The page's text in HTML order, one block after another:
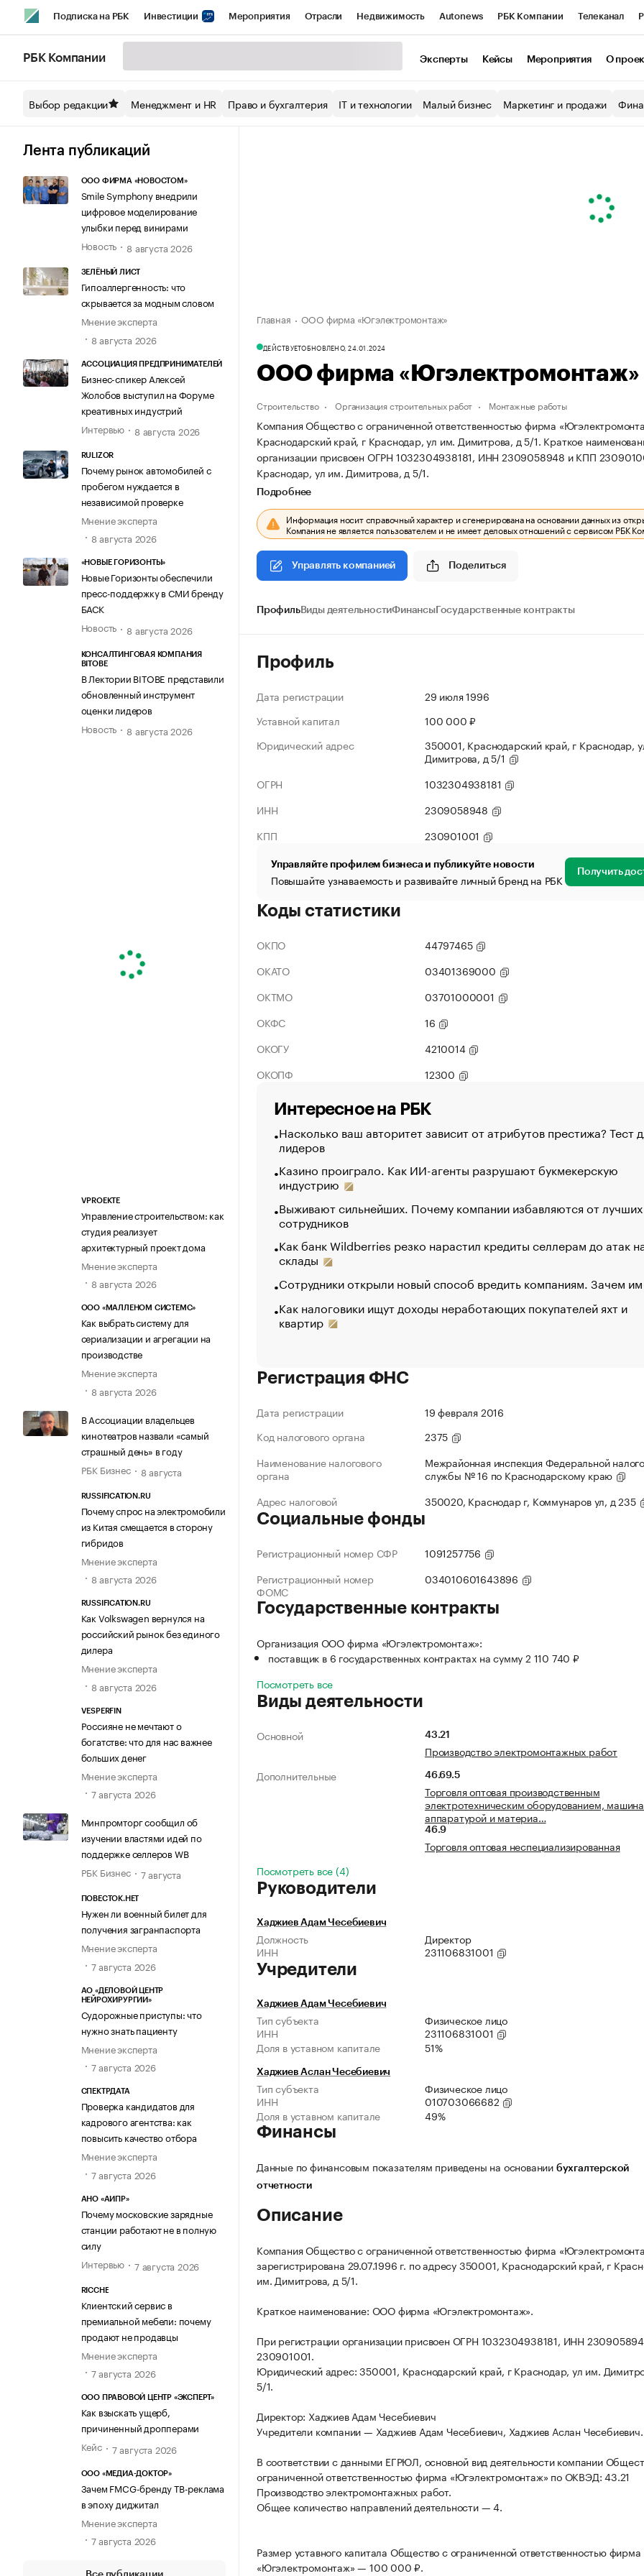
Подписка на РБК Инвестиции Мероприятия Отрасли Недвижимость Autonews РБК Компании Телеканал
Спецпроекты СПб Конференции СПб Спецпроекты Экономика Бизнес
Технологии и медиа
РБК Компании Эксперты Кейсы Мероприятия О
Выбор редакции Менеджмент и HR Право и бухгалтерия IT и технологии Малый бизнес Маркетинг и продажи
Лента публикаций
ООО ФИРМА «НОВОСТОМ»
Smile Symphony внедрили
цифровое моделирование
улыбки перед винирами
Новость
8 августа 2026
ЗЕЛЁНЫЙ ЛИСТ
Гипоаллергенность: что
скрывается за модным словом
Мнение эксперта
8 августа 2026
АССОЦИАЦИЯ ПРЕДПРИНИМАТЕЛЕЙ
Бизнес-спикер Алексей
Жолобов выступил на Форуме
креативных индустрий
Интервью
8 августа 2026
RULIZOR
Почему рынок автомобилей с
пробегом нуждается в
независимой проверке
Мнение эксперта
8 августа 2026
«НОВЫЕ ГОРИЗОНТЫ»
Новые Горизонты обеспечили
пресс-поддержку в СМИ бренду
БАСК
Новость
8 августа 2026
КОНСАЛТИНГОВАЯ КОМПАНИЯ
BITOBE
В Лектории BITOBE представили
обновленный инструмент
оценки лидеров
Новость
8 августа 2026
VPROEKTE
Управление строительством: как
студия реализует
архитектурный проект дома
Мнение эксперта
8 августа 2026
ООО «МАЛЛЕНОМ СИСТЕМС»
Как выбрать систему для
сериализации и агрегации на
производстве
Мнение эксперта
8 августа 2026
В Ассоциации владельцев
кинотеатров назвали «самый
страшный день» в году
РБК Бизнес
8 августа
RUSSIFICATION.RU
Почему спрос на электромобили
из Китая смещается в сторону
гибридов
Мнение эксперта
8 августа 2026
RUSSIFICATION.RU
Как Volkswagen вернулся на
российский рынок без единого
дилера
Мнение эксперта
8 августа 2026
VESPERFIN
Россияне не мечтают о
богатстве: что для нас важнее
больших денег
Мнение эксперта
7 августа 2026
Минпромторг сообщил об
изучении властями идей по
поддержке селлеров WB
РБК Бизнес
7 августа
ПОВЕСТОК.НЕТ
Нужен ли военный билет для
получения загранпаспорта
Мнение эксперта
7 августа 2026
АО «ДЕЛОВОЙ ЦЕНТР
НЕЙРОХИРУРГИИ»
Судорожные приступы: что
нужно знать пациенту
Мнение эксперта
7 августа 2026
СПЕКТРДАТА
Проверка кандидатов для
кадрового агентства: как
повысить качество отбора
Мнение эксперта
7 августа 2026
АНО «АИПР»
Почему московские зарядные
станции работают не в полную
силу
Интервью
7 августа 2026
RICCHE
Клиентский сервис в
премиальной мебели: почему
продают не продавцы
Мнение эксперта
7 августа 2026
ООО ПРАВОВОЙ ЦЕНТР «ЭКСПЕРТ»
Как взыскать ущерб,
причиненный дропперами
Кейс
7 августа 2026
ООО «МЕДИА-ДОКТОР»
Зачем FMCG-бренду ТВ-реклама
в эпоху диджитал
Мнение эксперта
7 августа 2026
Главная ООО фирма «Югэлектромонтаж»
ДЕЙСТВУЕТОБНОВЛЕНО, 24.01.2024
ООО фирма «Югэлектромонтаж»
Строительство Организация строительных работ Монтажные работы
Компания Общество с ограниченной ответственностью фирма
Краснодарский край, г Краснодар, ул им. Димитрова, д 5/1. Краткое
организации присвоен ОГРН 1032304938181, ИНН 2309058948 и КПП
Краснодар, ул им. Димитрова, д 5/1.
Подробнее
Информация носит справочный характер и сгенерирована на основании данных из
Компания не является пользователем и не имеет деловых отношений с сервисом РБК
Управлять компанией Поделиться
ПрофильВиды деятельностиФинансыГосударственные контракты
Профиль
Дата регистрации
29 июля 1996
Уставной капитал
100 000 ₽
Юридический адрес
350001, Краснодарский край, г Краснодар,
Димитрова, д 5/1
ОГРН
1032304938181
ИНН
2309058948
КПП
230901001
Управляйте профилем бизнеса и публикуйте новости
Повышайте узнаваемость и развивайте личный бренд на РБК Получить
Коды статистики
ОКПО
44797465
ОКАТО
03401369000
ОКТМО
03701000001
ОКФС
16
ОКОГУ
4210014
ОКОПФ
12300
Интересное на РБК
Насколько ваш авторитет зависит от атрибутов престижа? Тест
лидеров
Казино проиграло. Как ИИ-агенты разрушают букмекерскую
индустрию
Выживают сильнейших. Почему компании избавляются от лучших
сотрудников
Как банк Wildberries резко нарастил кредиты селлерам до атак
склады
Сотрудники открыли новый способ вредить компаниям. Зачем
Как налоговики ищут доходы неработающих покупателей яхт и
квартир
Регистрация ФНС
Дата регистрации
19 февраля 2016
Код налогового органа
2375
Наименование налогового
органа
Межрайонная инспекция Федеральной
службы № 16 по Краснодарскому краю
Адрес налоговой
350020, Краснодар г, Коммунаров ул, д 235
Социальные фонды
Регистрационный номер СФР
1091257756
Регистрационный номер
ФОМС
034010601643896
Государственные контракты
Организация ООО фирма «Югэлектромонтаж»:
поставщик в 6 государственных контрактах на сумму 2 110 740 ₽
Посмотреть все
Виды деятельности
Основной 43.21
Производство электромонтажных работ
Дополнительные
46.69.5
Торговля оптовая производственным
электротехническим оборудованием,
аппаратурой и материа…
46.9
Торговля оптовая неспециализированная
Посмотреть все (4)
Руководители
Хаджиев Адам Чесебиевич
Должность
Директор
ИНН
231106831001
Учредители
Хаджиев Адам Чесебиевич
Тип субъекта
Физическое лицо
ИНН
231106831001
Доля в уставном капитале
51%
Хаджиев Аслан Чесебиевич
Тип субъекта
Физическое лицо
ИНН
010703066682
Доля в уставном капитале
49%
Финансы
Данные по финансовым показателям приведены на основании бухгалтерской
отчетности
Описание
Компания Общество с ограниченной ответственностью фирма
зарегистрирована 29.07.1996 г. по адресу 350001, Краснодарский край, г
им. Димитрова, д 5/1.
Краткое наименование: ООО фирма «Югэлектромонтаж».
При регистрации организации присвоен ОГРН 1032304938181, ИНН
230901001.
Юридический адрес: 350001, Краснодарский край, г Краснодар, ул им.
5/1.
Директор: Хаджиев Адам Чесебиевич
Учредители компании — Хаджиев Адам Чесебиевич, Хаджиев Аслан Чесебиевич.
В соответствии с данными ЕГРЮЛ, основной вид деятельности компании
ограниченной ответственностью фирма «Югэлектромонтаж» по ОКВЭД: 43.21
Производство электромонтажных работ.
Общее количество направлений деятельности — 4.
Размер уставного капитала Общество с ограниченной ответственностью фирма
«Югэлектромонтаж» — 100 000 ₽.